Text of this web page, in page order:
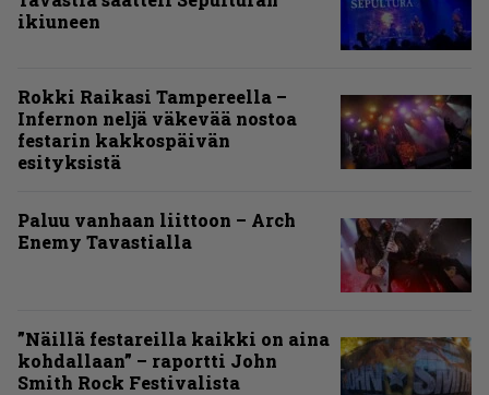
ikiuneen
Rokki Raikasi Tampereella –
Infernon neljä väkevää nostoa
festarin kakkospäivän
esityksistä
Paluu vanhaan liittoon – Arch
Enemy Tavastialla
”Näillä festareilla kaikki on aina
kohdallaan” – raportti John
Smith Rock Festivalista